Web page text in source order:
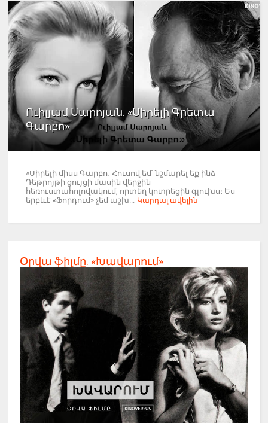
Ուիլյամ Սարոյան. «Սիրելի Գրետա
Գարբո»
«Սիրելի միսս Գարբո․ Հուսով եմ՝ նշմարել եք ինձ
Դեթրոյթի ցույցի մասին վերջին
հեռուստահոլովակում, որտեղ կոտրեցին գլուխս։ Ես
երբևէ «Ֆորդում» չեմ աշխ... Կարդալ ավելին
Օրվա ֆիլմը. «Խավարում»